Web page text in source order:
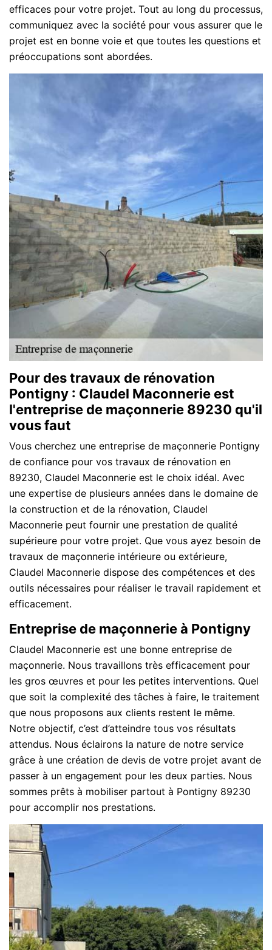
efficaces pour votre projet. Tout au long du processus,
communiquez avec la société pour vous assurer que le
projet est en bonne voie et que toutes les questions et
préoccupations sont abordées.
Pour des travaux de rénovation
Pontigny : Claudel Maconnerie est
l'entreprise de maçonnerie 89230 qu'il
vous faut
Vous cherchez une entreprise de maçonnerie Pontigny
de confiance pour vos travaux de rénovation en
89230, Claudel Maconnerie est le choix idéal. Avec
une expertise de plusieurs années dans le domaine de
la construction et de la rénovation, Claudel
Maconnerie peut fournir une prestation de qualité
supérieure pour votre projet. Que vous ayez besoin de
travaux de maçonnerie intérieure ou extérieure,
Claudel Maconnerie dispose des compétences et des
outils nécessaires pour réaliser le travail rapidement et
efficacement.
Entreprise de maçonnerie à Pontigny
Claudel Maconnerie est une bonne entreprise de
maçonnerie. Nous travaillons très efficacement pour
les gros œuvres et pour les petites interventions. Quel
que soit la complexité des tâches à faire, le traitement
que nous proposons aux clients restent le même.
Notre objectif, c’est d’atteindre tous vos résultats
attendus. Nous éclairons la nature de notre service
grâce à une création de devis de votre projet avant de
passer à un engagement pour les deux parties. Nous
sommes prêts à mobiliser partout à Pontigny 89230
pour accomplir nos prestations.